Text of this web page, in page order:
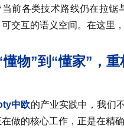
当前各类技术路线仍在拉锯
交互的语义空间。在这里
懂物”到“懂家”，
中欧的产业实践中，我们
做的核心工作，正是在精